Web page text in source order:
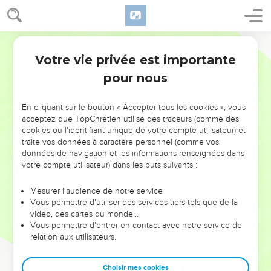
NE MANQUEZ PAS L’ÉVÉNEMENT
DE L’ANNÉE !
ET SI LEURS ERREURS POUVAIENT VOUS ÉVITER LES
VOTRES ?
leur foi ou leur vision. Mais on voit moins les doutes, les erreurs
et les saisons difficiles qu'ils ont traversés, alors même que ce
sont elles qui les ont façonnés.
Dans cette conférence, leaders, entrepreneurs, et responsables
clés pour avancer avec plus de sagesse afin que leurs erreurs
Votre vie privée est importante
pour nous
En cliquant sur le bouton « Accepter tous les cookies », vous
acceptez que TopChrétien utilise des traceurs (comme des
cookies ou l'identifiant unique de votre compte utilisateur) et
traite vos données à caractère personnel (comme vos
données de navigation et les informations renseignées dans
votre compte utilisateur) dans les buts suivants :
Mesurer l'audience de notre service
Vous permettre d'utiliser des services tiers tels que de la
vidéo, des cartes du monde…
Vous permettre d'entrer en contact avec notre service de
relation aux utilisateurs.
Choisir mes cookies